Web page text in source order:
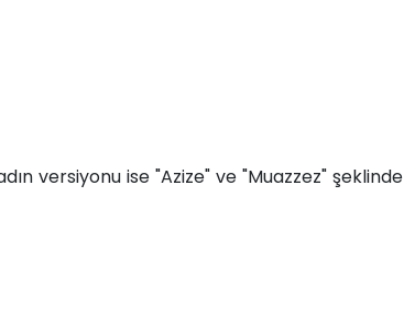
versiyonu ise "Azize" ve "Muazzez" şeklinde